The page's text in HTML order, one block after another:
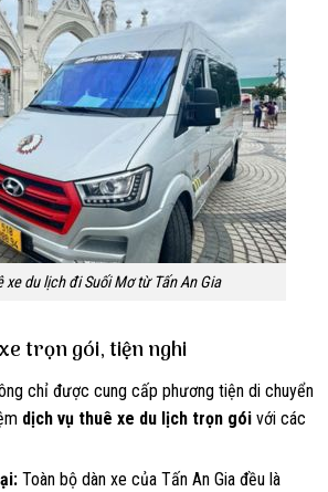
xe du lịch đi Suối Mơ từ Tấn An Gia
trọn gói, tiện nghi
chỉ được cung cấp phương tiện di chuyển
dịch vụ thuê xe du lịch trọn gói với các
Toàn bộ dàn xe của Tấn An Gia đều là